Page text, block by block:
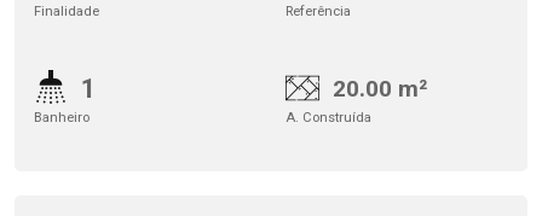
Finalidade Referência
1
Banheiro
20.00 m²
A. Construída